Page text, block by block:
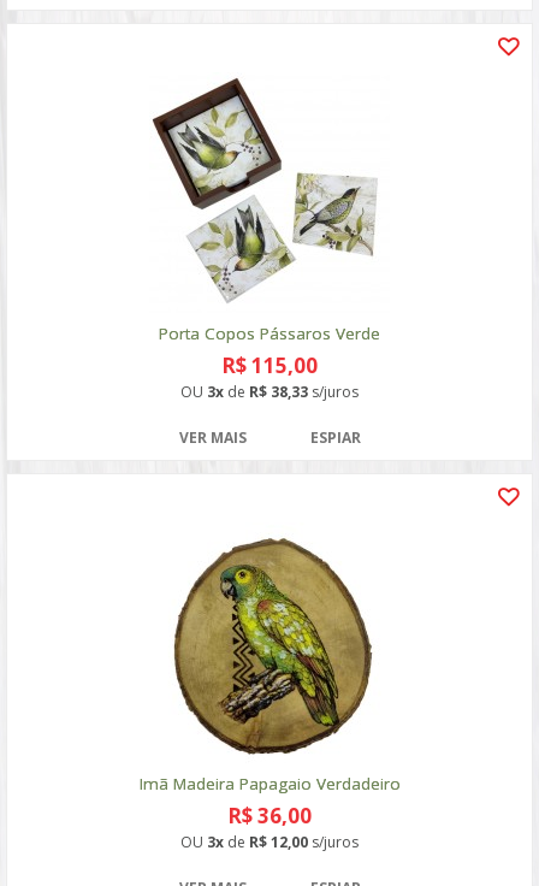
Porta Copos Pássaros Verde
R$ 115,00
OU 3x de R$ 38,33 s/juros
VER MAIS ESPIAR
Imã Madeira Papagaio Verdadeiro
R$ 36,00
OU 3x de R$ 12,00 s/juros